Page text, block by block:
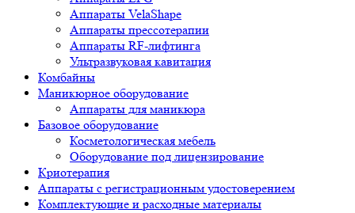
Аппараты VelaShape
Аппараты прессотерапии
Аппараты RF-лифтинга
Ультразвуковая кавитация
Комбайны
Маникюрное оборудование
Аппараты для маникюра
Базовое оборудование
Косметологическая мебель
Оборудование под лицензирование
Криотерапия
Аппараты c регистрационным удостоверением
Комплектующие и расходные материалы